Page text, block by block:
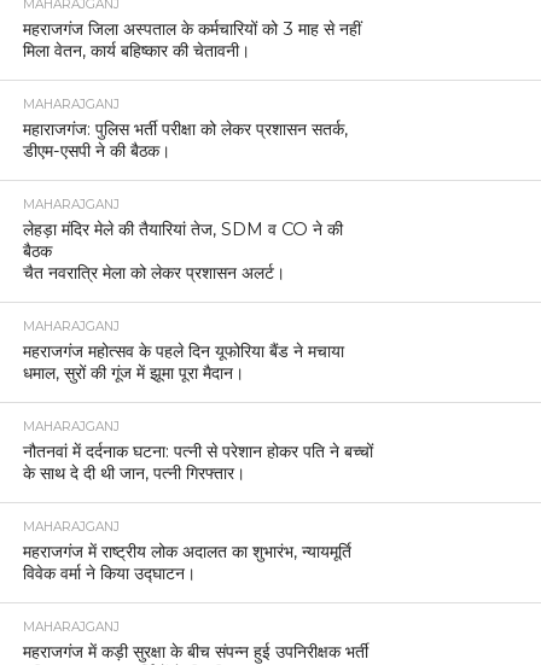
MAHARAJGANJ
महराजगंज जिला अस्पताल के कर्मचारियों को 3 माह से नहीं
मिला वेतन, कार्य बहिष्कार की चेतावनी।
MAHARAJGANJ
महाराजगंज: पुलिस भर्ती परीक्षा को लेकर प्रशासन सतर्क,
डीएम-एसपी ने की बैठक।
MAHARAJGANJ
लेहड़ा मंदिर मेले की तैयारियां तेज, SDM व CO ने की
बैठक
चैत नवरात्रि मेला को लेकर प्रशासन अलर्ट।
MAHARAJGANJ
महराजगंज महोत्सव के पहले दिन यूफोरिया बैंड ने मचाया
धमाल, सुरों की गूंज में झूमा पूरा मैदान।
MAHARAJGANJ
नौतनवां में दर्दनाक घटना: पत्नी से परेशान होकर पति ने बच्चों
के साथ दे दी थी जान, पत्नी गिरफ्तार।
MAHARAJGANJ
महराजगंज में राष्ट्रीय लोक अदालत का शुभारंभ, न्यायमूर्ति
विवेक वर्मा ने किया उद्घाटन।
MAHARAJGANJ
महराजगंज में कड़ी सुरक्षा के बीच संपन्न हुई उपनिरीक्षक भर्ती